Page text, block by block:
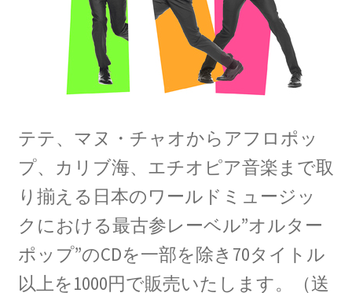
テテ、マヌ・チャオからアフロポッ
プ、カリブ海、エチオピア音楽まで取
り揃える日本のワールドミュージッ
クにおける最古参レーベル”オルター
ポップ”のCDを一部を除き70タイトル
以上を1000円で販売いたします。（送